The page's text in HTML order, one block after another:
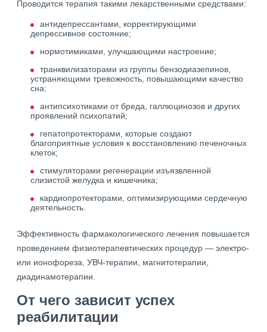
Проводится терапия такими лекарственными средствами:
антидепрессантами, корректирующими
депрессивное состояние;
нормотимиками, улучшающими настроение;
транквилизаторами из группы бензодиазепинов,
устраняющими тревожность, повышающими качество
сна;
антипсихотиками от бреда, галлюцинозов и других
проявлений психопатий;
гепатопротекторами, которые создают
благоприятные условия к восстановлению печеночных
клеток;
стимуляторами регенерации изъязвленной
слизистой желудка и кишечника;
кардиопротекторами, оптимизирующими сердечную
деятельность.
Эффективность фармакологического лечения повышается
проведением физиотерапевтических процедур — электро-
или ионофореза, УВЧ-терапии, магнитотерапии,
диадинамотерапии.
От чего зависит успех
реабилитации